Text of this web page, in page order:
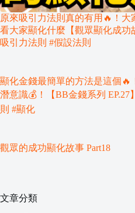
原來吸引力法則真的有用🔥！
看大家顯化什麼【觀眾顯化成功
吸引力法則 #假設法則
顯化金錢最簡單的方法是這個🔥
潛意識💰！【BB金錢系列 EP.27
則 #顯化
觀眾的成功顯化故事 Part18
文章分類